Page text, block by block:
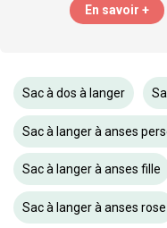
En savoir +
Sac à dos à langer
Sac à langer à anses
Sac à langer à anses fille
Sac à langer à anses rose